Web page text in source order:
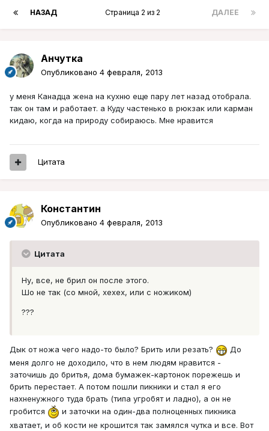
НАЗАД ДАЛЕЕ
Страница 2 из 2
Aнчутка
Опубликовано 4 февраля, 2013
у меня Канадца жена на кухню еще пару лет назад отобрала.
так он там и работает. а Куду частенько в рюкзак или карман
кидаю, когда на природу собираюсь. Мне нравится
Цитата
Константин
Опубликовано 4 февраля, 2013
Цитата
Ну, все, не брил он после этого.
Шо не так (со мной, хехех, или с ножиком)
???
Дык от ножа чего надо-то было? Брить или резать?
До
меня долго не доходило, что в нем людям нравится -
заточишь до бритья, дома бумажек-картонок порежешь и
брить перестает. А потом пошли пикники и стал я его
нахненужного туда брать (типа угробят и ладно), а он не
гробится
и заточки на один-два полноценных пикника
хватает, и об кости не крошится так замялся чутка и все. Вот